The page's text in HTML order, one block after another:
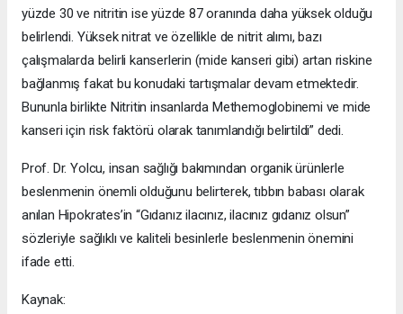
yüzde 30 ve nitritin ise yüzde 87 oranında daha yüksek olduğu
belirlendi. Yüksek nitrat ve özellikle de nitrit alımı, bazı
çalışmalarda belirli kanserlerin (mide kanseri gibi) artan riskine
bağlanmış fakat bu konudaki tartışmalar devam etmektedir.
Bununla birlikte Nitritin insanlarda Methemoglobinemi ve mide
kanseri için risk faktörü olarak tanımlandığı belirtildi” dedi.
Prof. Dr. Yolcu, insan sağlığı bakımından organik ürünlerle
beslenmenin önemli olduğunu belirterek, tıbbın babası olarak
anılan Hipokrates’in “Gıdanız ilacınız, ilacınız gıdanız olsun”
sözleriyle sağlıklı ve kaliteli besinlerle beslenmenin önemini
ifade etti.
Kaynak: